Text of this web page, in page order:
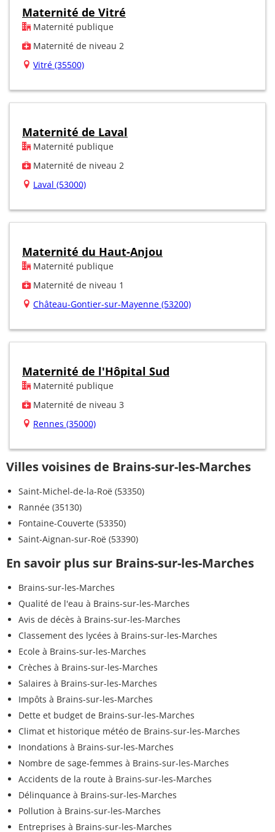
Maternité de Vitré
Maternité publique
Maternité de niveau 2
Vitré (35500)
Maternité de Laval
Maternité publique
Maternité de niveau 2
Laval (53000)
Maternité du Haut-Anjou
Maternité publique
Maternité de niveau 1
Château-Gontier-sur-Mayenne (53200)
Maternité de l'Hôpital Sud
Maternité publique
Maternité de niveau 3
Rennes (35000)
Villes voisines de Brains-sur-les-Marches
Saint-Michel-de-la-Roë (53350)
Rannée (35130)
Fontaine-Couverte (53350)
Saint-Aignan-sur-Roë (53390)
En savoir plus sur Brains-sur-les-Marches
Brains-sur-les-Marches
Qualité de l'eau à Brains-sur-les-Marches
Avis de décès à Brains-sur-les-Marches
Classement des lycées à Brains-sur-les-Marches
Ecole à Brains-sur-les-Marches
Crèches à Brains-sur-les-Marches
Salaires à Brains-sur-les-Marches
Impôts à Brains-sur-les-Marches
Dette et budget de Brains-sur-les-Marches
Climat et historique météo de Brains-sur-les-Marches
Inondations à Brains-sur-les-Marches
Nombre de sage-femmes à Brains-sur-les-Marches
Accidents de la route à Brains-sur-les-Marches
Délinquance à Brains-sur-les-Marches
Pollution à Brains-sur-les-Marches
Entreprises à Brains-sur-les-Marches